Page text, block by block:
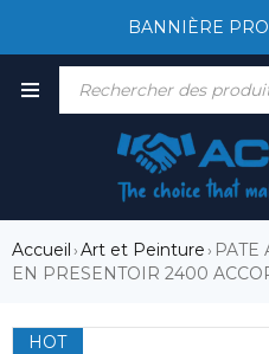
BANNIÈRE
Accueil›Art et Peinture› PATE
EN PRESENTOIR 2400
HOT